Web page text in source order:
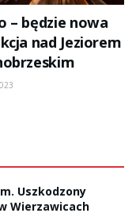
– będzie nowa
nad Jeziorem
Uszkodzony
Wierzawicach